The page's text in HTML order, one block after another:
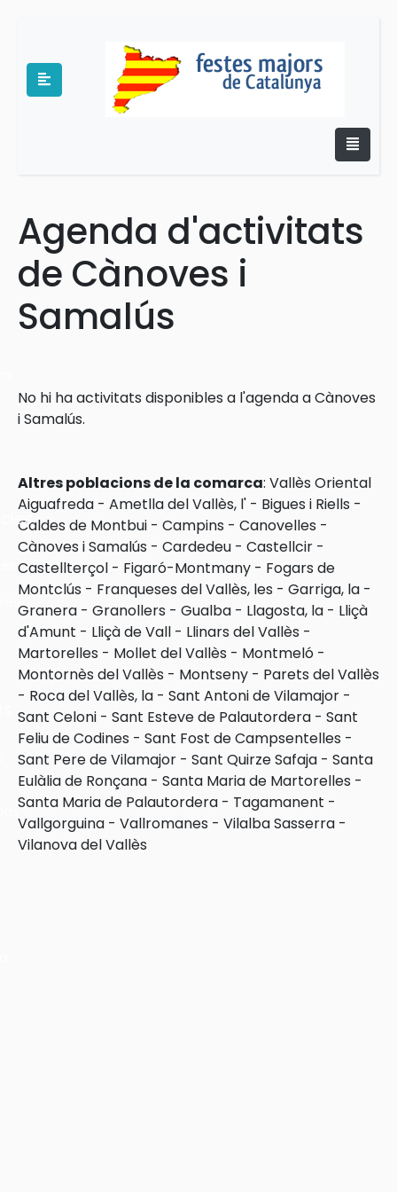
Agenda d'activitats
de Cànoves i
Samalús
No hi ha activitats disponibles a l'agenda a Cànoves
i Samalús.
Altres poblacions de la comarca: Vallès Oriental
Aiguafreda - Ametlla del Vallès, l' - Bigues i Riells -
Caldes de Montbui - Campins - Canovelles -
Cànoves i Samalús - Cardedeu - Castellcir -
Castellterçol - Figaró-Montmany - Fogars de
Montclús - Franqueses del Vallès, les - Garriga, la -
Granera - Granollers - Gualba - Llagosta, la - Lliçà
d'Amunt - Lliçà de Vall - Llinars del Vallès -
Martorelles - Mollet del Vallès - Montmeló -
Montornès del Vallès - Montseny - Parets del Vallès
- Roca del Vallès, la - Sant Antoni de Vilamajor -
Sant Celoni - Sant Esteve de Palautordera - Sant
Feliu de Codines - Sant Fost de Campsentelles -
Sant Pere de Vilamajor - Sant Quirze Safaja - Santa
Eulàlia de Ronçana - Santa Maria de Martorelles -
Santa Maria de Palautordera - Tagamanent -
Vallgorguina - Vallromanes - Vilalba Sasserra -
Vilanova del Vallès